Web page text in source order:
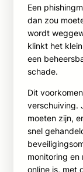
Een
dan zou
wordt
klinkt het
een
schade.
Dit
verschuiving.
moeten zijn,
snel
monitoring
online is, met